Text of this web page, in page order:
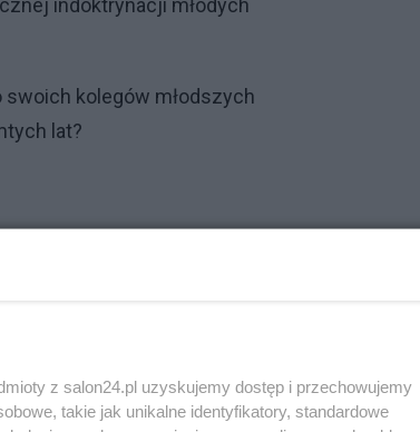
indoktrynacji młodych
swoich kolegów młodszych
lat?
bazy w Polsce dla
uznał publicznie ten
utworzenia Wojsk
nie, to czy kiedykolwiek
z salon24.pl uzyskujemy dostęp i przechowujemy
takie jak unikalne identyfikatory, standardowe